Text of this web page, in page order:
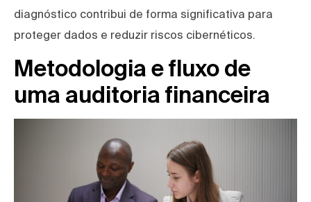
diagnóstico contribui de forma significativa para
proteger dados e reduzir riscos cibernéticos.
Metodologia e fluxo de
uma auditoria financeira